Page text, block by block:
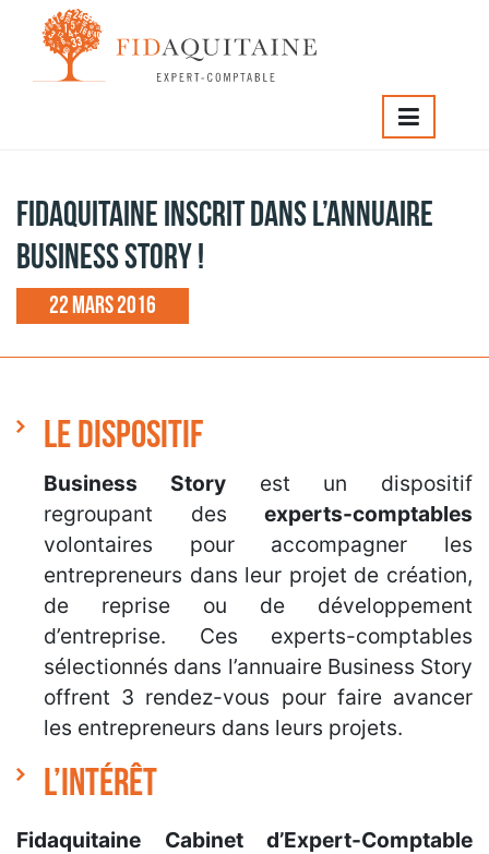
Fidaquitaine inscrit dans l’annuaire Business
Fidaquitaine inscrit dans l’annuaire
Business Story !
22 mars 2016
Le Dispositif
Business Storyest un dispositif
regroupant des experts-comptables
volontaires pour accompagner les
entrepreneurs dans leur projet de création,
de reprise ou de développement
d’entreprise. Ces experts-comptables
sélectionnés dans l’annuaire Business Story
offrent 3 rendez-vous pour faire avancer
les entrepreneurs dans leurs projets.
L’intérêt
Fidaquitaine Cabinet d’Expert-Comptable